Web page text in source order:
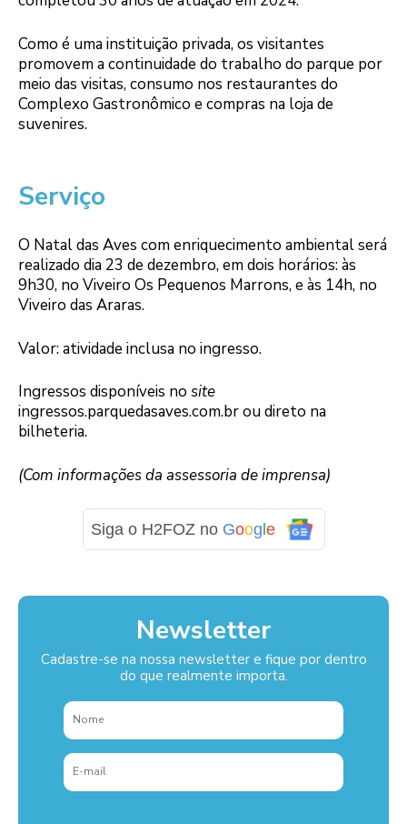
Como é uma instituição privada, os visitantes
promovem a continuidade do trabalho do parque por
meio das visitas, consumo nos restaurantes do
Complexo Gastronômico e compras na loja de
suvenires.
Serviço
O Natal das Aves com enriquecimento ambiental será
realizado dia 23 de dezembro, em dois horários: às
9h30, no Viveiro Os Pequenos Marrons, e às 14h, no
Viveiro das Araras.
Valor: atividade inclusa no ingresso.
Ingressos disponíveis no site
ingressos.parquedasaves.com.br ou direto na
bilheteria.
(Com informações da assessoria de imprensa)
Siga o H2FOZ no Goog e
Newsletter
Cadastre-se na nossa newsletter e fique por dentro
do que realmente importa.